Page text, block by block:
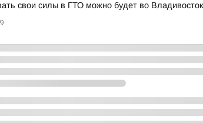
свои силы в ГТО можно будет во